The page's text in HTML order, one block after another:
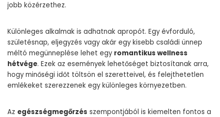
jobb közérzethez.
Különleges alkalmak is adhatnak apropót. Egy évforduló,
születésnap, eljegyzés vagy akár egy kisebb családi ünnep
méltó megünneplése lehet egy romantikus wellness
hétvége. Ezek az események lehetőséget biztosítanak arra,
hogy minőségi időt töltsön el szeretteivel, és felejthetetlen
emlékeket szerezzenek egy különleges környezetben.
Az egészségmegőrzés szempontjából is kiemelten fontos a